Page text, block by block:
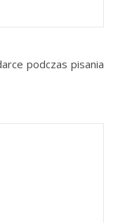
podczas pisania